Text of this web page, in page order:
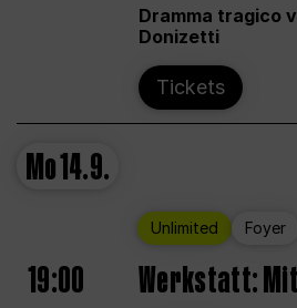
Dramma tragico
Donizetti
Tickets
Mo14.9.
Unlimited Foyer
19:00 Werkstatt: